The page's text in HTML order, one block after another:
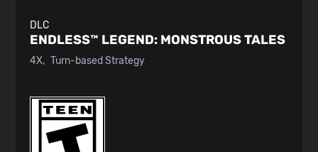
DLC
ENDLESS™ LEGEND: MONSTROUS TALES
4X Turn-based Strategy